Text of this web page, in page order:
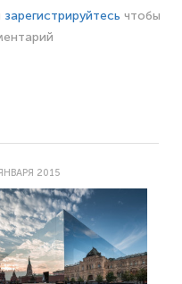
зарегистрируйтесь чтобы
2015